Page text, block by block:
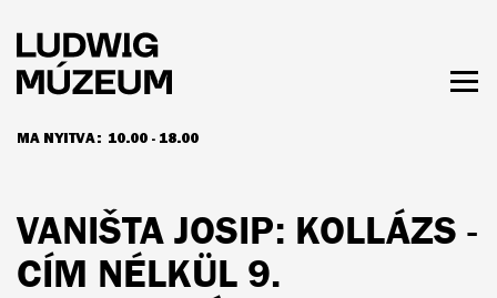
tartalomra
MA NYITVA: 10.00 - 18.00
NYITVATARTÁS ÉS JEGYÁRAK
VANIŠTA JOSIP: KOLLÁZS -
CÍM NÉLKÜL 9.